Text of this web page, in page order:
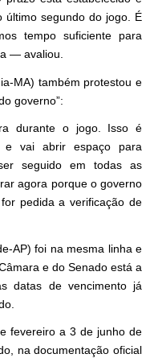
último segundo do jogo. É
tempo suficiente para
— avaliou.
MA) também protestou e
governo”:
durante o jogo. Isso é
e vai abrir espaço para
seguido em todas as
agora porque o governo
pedida a verificação de
AP) foi na mesma linha e
e do Senado está a
datas de vencimento já
fevereiro a 3 de junho de
na documentação oficial